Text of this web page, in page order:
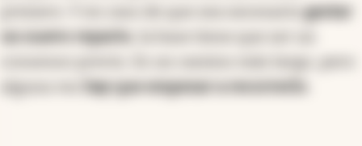
primero. Y en caso de que sea necesariogestar
un nuevo reparto
alguna vez
hay que empezar a recorrerlo